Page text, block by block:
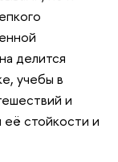
делится
учебы в
и
её стойкости и